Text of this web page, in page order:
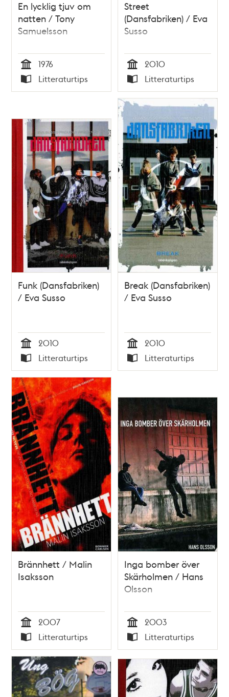
En lycklig tjuv om
natten / Tony
Samuelsson
Tid
1976
Typ
Litteraturtips
Street
(Dansfabriken) / Eva
Susso
Tid
2010
Typ
Litteraturtips
Funk (Dansfabriken)
/ Eva Susso
Tid
2010
Typ
Litteraturtips
Break (Dansfabriken)
/ Eva Susso
Tid
2010
Typ
Litteraturtips
Brännhett / Malin
Isaksson
Tid
2007
Typ
Litteraturtips
Inga bomber över
Skärholmen / Hans
Olsson
Tid
2003
Typ
Litteraturtips